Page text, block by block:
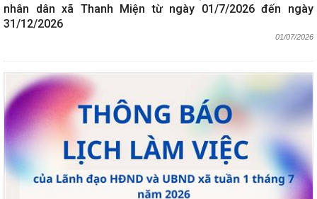
nhân dân xã Thanh Miện từ ngày 01/7/2026 đến ngày
31/12/2026
01/07/2026